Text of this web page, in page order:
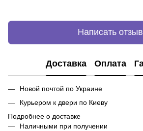
Написать отзыв
Доставка Оплата
Новой почтой по Украине
Курьером к двери по Киеву
Подробнее о доставке
Наличными при получении